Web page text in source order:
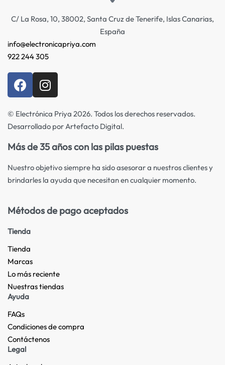
C/ La Rosa, 10, 38002, Santa Cruz de Tenerife, Islas Canarias,
España
info@electronicapriya.com
922 244 305
© Electrónica Priya 2026. Todos los derechos reservados.
Desarrollado por Artefacto Digital.
Más de 35 años con las pilas puestas
Nuestro objetivo siempre ha sido asesorar a nuestros clientes y
brindarles la ayuda que necesitan en cualquier momento.
Métodos de pago aceptados
Tienda
Tienda
Marcas
Lo más reciente​
Nuestras tiendas​
Ayuda
FAQs
Condiciones de compra
Contáctenos
Legal